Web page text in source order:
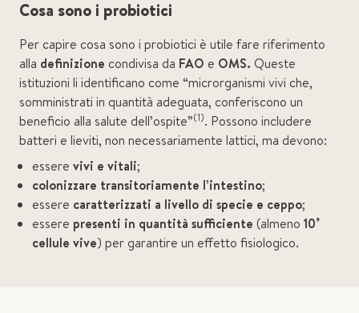
Cosa sono i probiotici
Per capire cosa sono i probiotici è utile fare riferimento
alla definizione condivisa da FAO e OMS. Queste
istituzioni li identificano come “microrganismi vivi che,
somministrati in quantità adeguata, conferiscono un
beneficio alla salute dell’ospite”(1). Possono includere
batteri e lieviti, non necessariamente lattici, ma devono:
essere vivi e vitali;
colonizzare transitoriamente l’intestino;
essere caratterizzati a livello di specie e ceppo;
essere presenti in quantità sufficiente (almeno 10⁹
cellule vive) per garantire un effetto fisiologico.